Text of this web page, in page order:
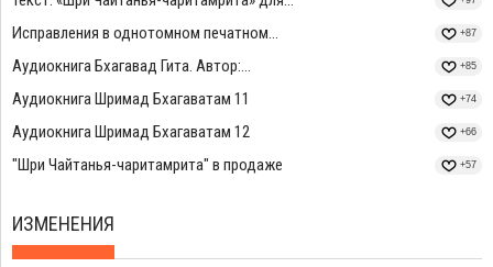
Исправления в однотомном печатном... +87
Аудиокнига Бхагавад Гита. Автор:... +85
Аудиокнига Шримад Бхагаватам 11 +74
Аудиокнига Шримад Бхагаватам 12 +66
"Шри Чайтанья-чаритамрита" в продаже +57
ИЗМЕНЕНИЯ